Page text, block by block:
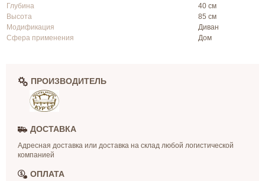
Глубина
40 см
Высота
85 см
Модификация
Диван
Сфера применения
Дом
ПРОИЗВОДИТЕЛЬ
ДОСТАВКА
Адресная доставка или доставка на склад любой логистической
компанией
ОПЛАТА